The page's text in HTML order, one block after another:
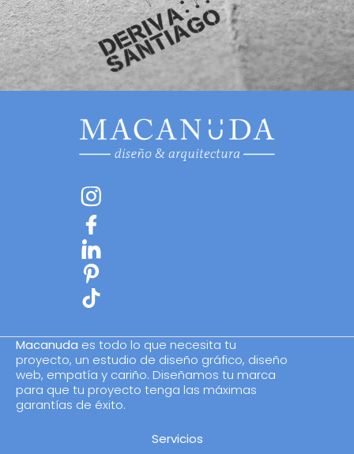
Macanuda es todo lo que necesita tu
proyecto, un estudio de diseño gráfico, diseño
web, empatía y cariño. Diseñamos tu marca
para que tu proyecto tenga las máximas
garantías de éxito.
Servicios